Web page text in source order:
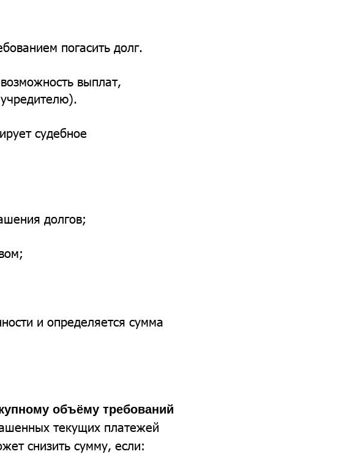
погасить долг.
выплат,
судебное
долгов;
и определяется сумма
объёму требований
текущих платежей
снизить сумму, если: